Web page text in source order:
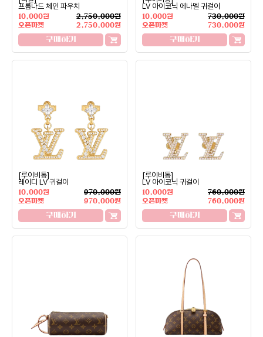
프롬나드 체인 파우치
10,000원
2,750,000원
오픈마켓
2,750,000원
구매하기
LV 아이코닉 에나멜 귀걸이
10,000원
730,000원
오픈마켓
730,000원
구매하기
[루이비통]
레이디 LV 귀걸이
10,000원
970,000원
오픈마켓
970,000원
구매하기
[루이비통]
LV 아이코닉 귀걸이
10,000원
760,000원
오픈마켓
760,000원
구매하기